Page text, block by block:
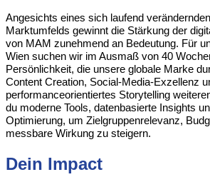
Angesichts eines sich laufend
Marktumfelds gewinnt die Stärkung der
von MAM zunehmend an Bedeutung. Für
Wien suchen wir im Ausmaß von 40
Persönlichkeit, die unsere globale Marke
Content Creation, Social-Media-Exzellenz
performanceorientiertes Storytelling
du moderne Tools, datenbasierte Insights
Optimierung, um Zielgruppenrelevanz,
messbare Wirkung zu steigern.
Dein Impact